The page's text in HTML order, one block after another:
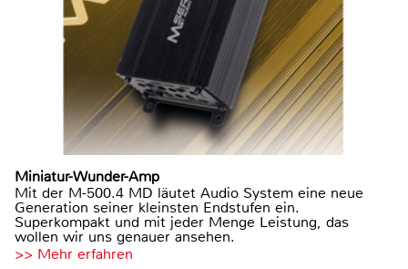
Miniatur-Wunder-Amp
Mit der M-500.4 MD läutet Audio System eine neue
Generation seiner kleinsten Endstufen ein.
Superkompakt und mit jeder Menge Leistung, das
wollen wir uns genauer ansehen.
>> Mehr erfahren